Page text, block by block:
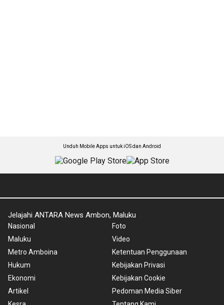
Unduh Mobile Apps untuk iOS dan Android
Jelajahi ANTARA News Ambon, Maluku
Nasional
Maluku
Metro Amboina
Hukum
Ekonomi
Artikel
Foto
Video
Ketentuan Penggunaan
Kebijakan Privasi
Kebijakan Cookie
Pedoman Media Siber